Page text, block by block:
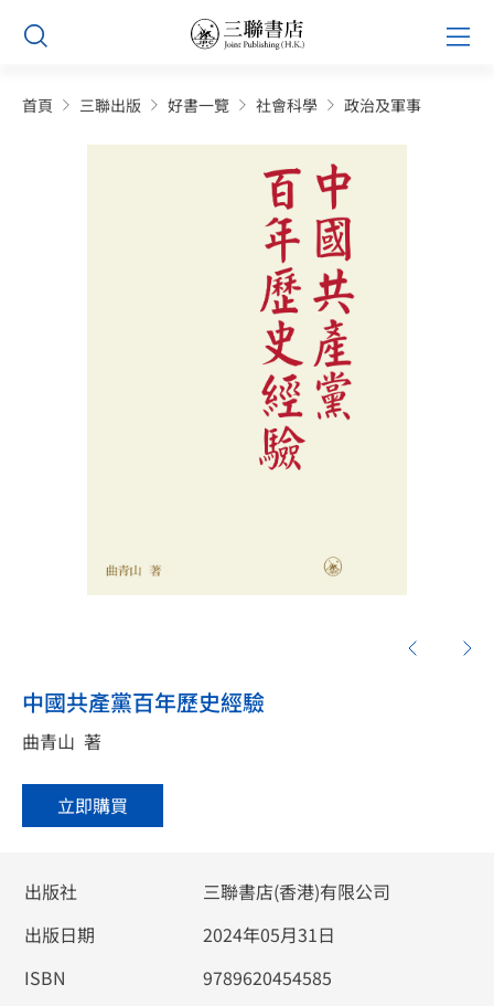
Skip
content
首頁 三聯出版 好書一覽 社會科學 政治及軍事
中國共產黨百年歷史經驗
曲青山 著
立即購買
出版社
三聯書店(香港)有限公司
出版日期
2024年05月31日
ISBN
9789620454585